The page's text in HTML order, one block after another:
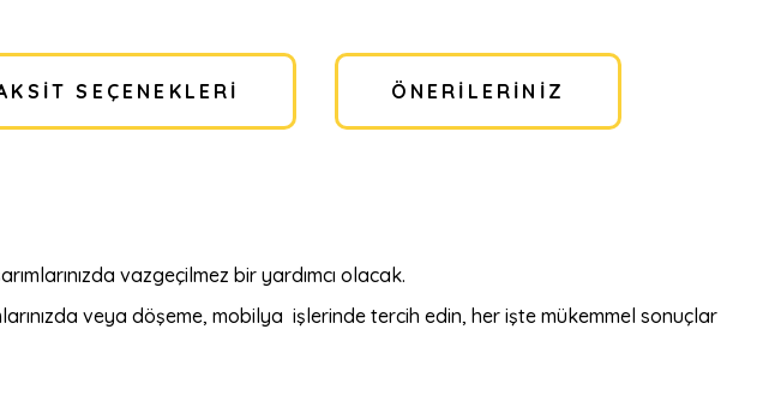
SEÇENEKLERI ÖNERILERINIZ
vazgeçilmez bir yardımcı olacak.
veya döşeme, mobilya işlerinde tercih edin, her işte mükemmel sonuçlar